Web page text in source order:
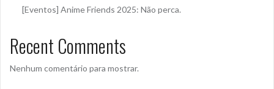
[Eventos] Anime Friends 2025: Não perca.
Recent Comments
Nenhum comentário para mostrar.